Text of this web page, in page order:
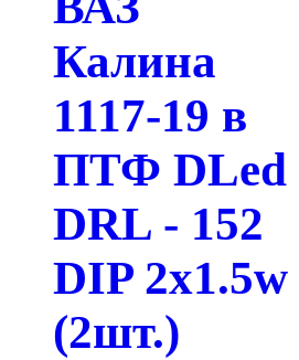
Калина
1117-19 в
ПТФ DLed
DRL - 152
DIP 2x1.5w
(2шт.)